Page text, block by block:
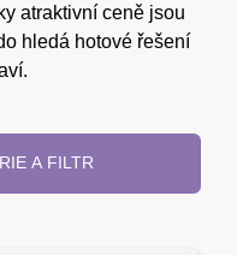
atraktivní ceně jsou
hledá hotové řešení
A FILTR